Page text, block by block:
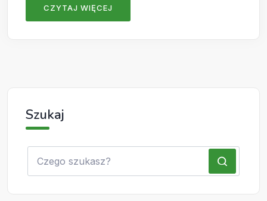
CZYTAJ WIĘCEJ
Szukaj